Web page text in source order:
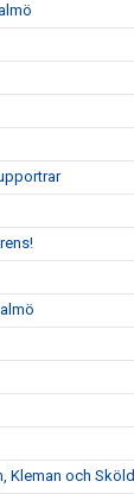
Kleman och Sköld